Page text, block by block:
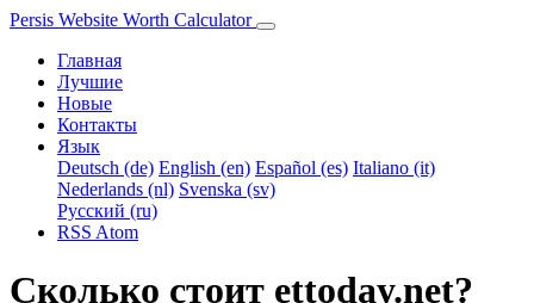
Persis Website Worth Calculator
Главная
Лучшие
Новые
Контакты
Язык
Deutsch (de) English (en) Español (es) Italiano (it)
Nederlands (nl) Svenska (sv)
Русский (ru)
RSS Atom
Сколько стоит ettoday.net?